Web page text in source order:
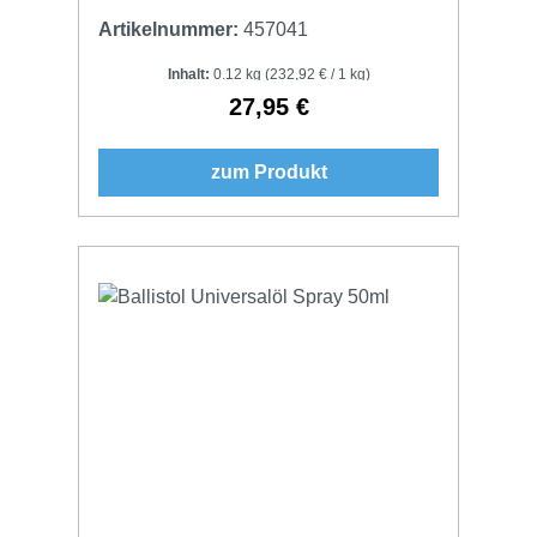
Artikelnummer: 457041
Inhalt: 0.12 kg (232,92 € / 1 kg)
Regulärer Preis:
27,95 €
zum Produkt